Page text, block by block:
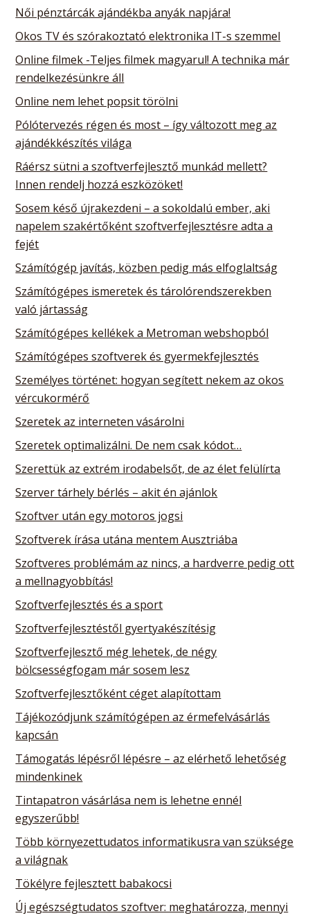
Női pénztárcák ajándékba anyák napjára!
Okos TV és szórakoztató elektronika IT-s szemmel
Online filmek -Teljes filmek magyarul! A technika már
rendelkezésünkre áll
Online nem lehet popsit törölni
Pólótervezés régen és most – így változott meg az
ajándékkészítés világa
Ráérsz sütni a szoftverfejlesztő munkád mellett?
Innen rendelj hozzá eszközöket!
Sosem késő újrakezdeni – a sokoldalú ember, aki
napelem szakértőként szoftverfejlesztésre adta a
fejét
Számítógép javítás, közben pedig más elfoglaltság
Számítógépes ismeretek és tárolórendszerekben
való jártasság
Számítógépes kellékek a Metroman webshopból
Számítógépes szoftverek és gyermekfejlesztés
Személyes történet: hogyan segített nekem az okos
vércukormérő
Szeretek az interneten vásárolni
Szeretek optimalizálni. De nem csak kódot…
Szerettük az extrém irodabelsőt, de az élet felülírta
Szerver tárhely bérlés – akit én ajánlok
Szoftver után egy motoros jogsi
Szoftverek írása utána mentem Ausztriába
Szoftveres problémám az nincs, a hardverre pedig ott
a mellnagyobbítás!
Szoftverfejlesztés és a sport
Szoftverfejlesztéstől gyertyakészítésig
Szoftverfejlesztő még lehetek, de négy
bölcsességfogam már sosem lesz
Szoftverfejlesztőként céget alapítottam
Tájékozódjunk számítógépen az érmefelvásárlás
kapcsán
Támogatás lépésről lépésre – az elérhető lehetőség
mindenkinek
Tintapatron vásárlása nem is lehetne ennél
egyszerűbb!
Több környezettudatos informatikusra van szüksége
a világnak
Tökélyre fejlesztett babakocsi
Új egészségtudatos szoftver: meghatározza, mennyi